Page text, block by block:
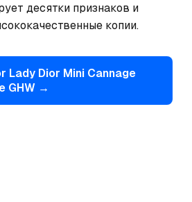
десятки признаков и
копии.
Lady Dior Mini Cannage
GHW →